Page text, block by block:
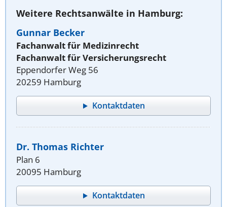
Weitere Rechtsanwälte in Hamburg:
Gunnar Becker
Fachanwalt für Medizinrecht
Fachanwalt für Versicherungsrecht
Eppendorfer Weg 56
20259 Hamburg
Kontaktdaten
Dr. Thomas Richter
Plan 6
20095 Hamburg
Kontaktdaten